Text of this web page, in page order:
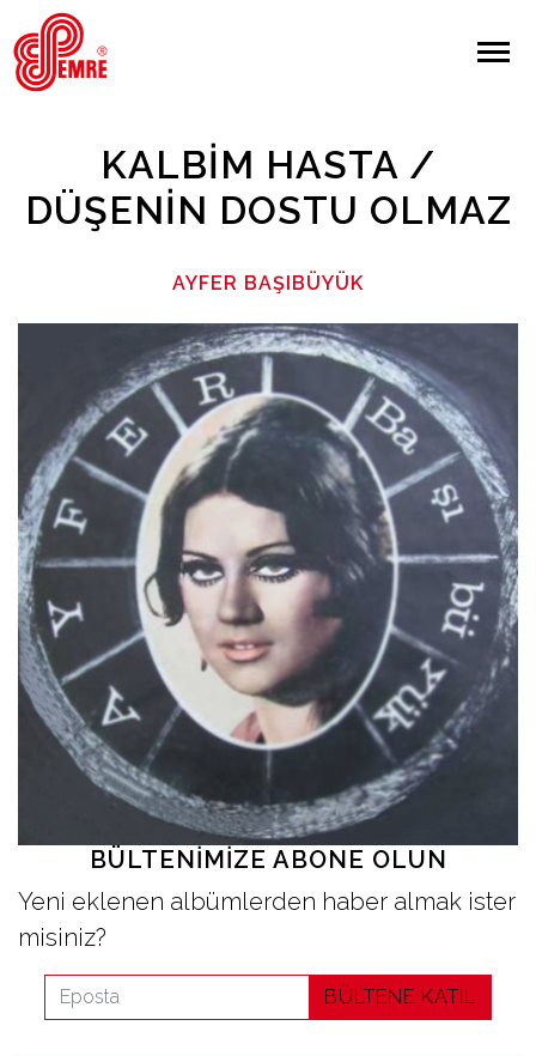
EMRE PLAK
ARAMA
Anasayfa
Hakkımızda
Sanatçılar
Albümler
İletişim
en
KALBIM HASTA /
DÜŞENIN DOSTU OLMAZ
AYFER BAŞIBÜYÜK
BÜLTENIMIZE ABONE OLUN
Yeni eklenen albümlerden haber almak ister
misiniz?
BÜLTENE KATIL